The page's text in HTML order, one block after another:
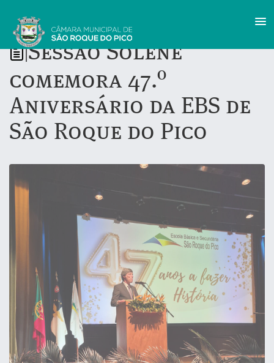
Sessão Solene
comemora 47.º
Aniversário da EBS de
São Roque do Pico